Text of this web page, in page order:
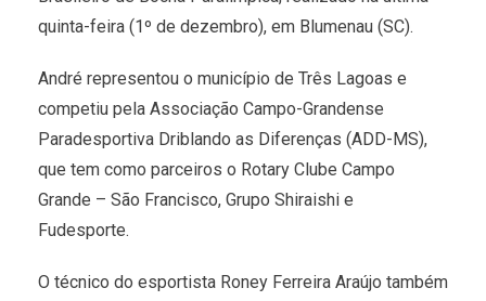
quinta-feira (1º de dezembro), em Blumenau (SC).
André representou o município de Três Lagoas e
competiu pela Associação Campo-Grandense
Paradesportiva Driblando as Diferenças (ADD-MS),
que tem como parceiros o Rotary Clube Campo
Grande – São Francisco, Grupo Shiraishi e
Fudesporte.
O técnico do esportista Roney Ferreira Araújo também